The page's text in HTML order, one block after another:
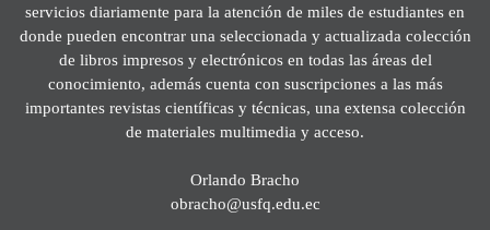
servicios diariamente para la atención de miles de estudiantes en
donde pueden encontrar una seleccionada y actualizada colección
de libros impresos y electrónicos en todas las áreas del
conocimiento, además cuenta con suscripciones a las más
importantes revistas científicas y técnicas, una extensa colección
de materiales multimedia y acceso.
Orlando Bracho
obracho@usfq.edu.ec